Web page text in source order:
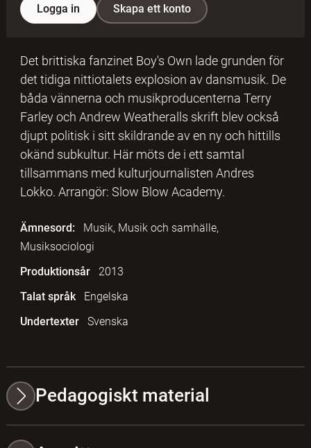
Logga in
Skapa ett konto
Det brittiska fanzinet Boy's Own lade grunden för
det tidiga nittiotalets explosion av dansmusik. De
båda vännerna och musikproducenterna Terry
Farley och Andrew Weatheralls skrift blev också
djupt politisk i sitt skildrande av en ny och hittills
okänd subkultur. Här möts de i ett samtal
tillsammans med kulturjournalisten Andres
Lokko. Arrangör: Slow Blow Academy.
Ämnesord:
Musik, Musik och samhälle,
Musiksociologi
Produktionsår
2013
Talat språk
Engelska
Undertexter
Svenska
Pedagogiskt material